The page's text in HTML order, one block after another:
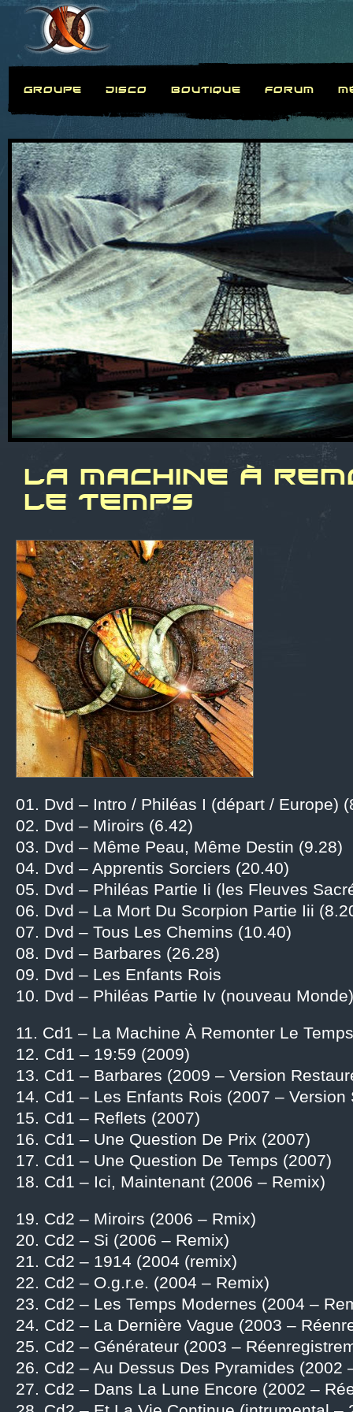
GROUPE DISCO BOUTIQUE FORUM
LA MACHINE À
LE TEMPS
01. Dvd – Intro / Philéas I (départ / Europe)
02. Dvd – Miroirs (6.42)
03. Dvd – Même Peau, Même Destin (9.28)
04. Dvd – Apprentis Sorciers (20.40)
05. Dvd – Philéas Partie Ii (les Fleuves
06. Dvd – La Mort Du Scorpion Partie Iii
07. Dvd – Tous Les Chemins (10.40)
08. Dvd – Barbares (26.28)
09. Dvd – Les Enfants Rois
10. Dvd – Philéas Partie Iv (nouveau Monde)
11. Cd1 – La Machine À Remonter Le
12. Cd1 – 19:59 (2009)
13. Cd1 – Barbares (2009 – Version
14. Cd1 – Les Enfants Rois (2007 – Version
15. Cd1 – Reflets (2007)
16. Cd1 – Une Question De Prix (2007)
17. Cd1 – Une Question De Temps (2007)
18. Cd1 – Ici, Maintenant (2006 – Remix)
19. Cd2 – Miroirs (2006 – Rmix)
20. Cd2 – Si (2006 – Remix)
21. Cd2 – 1914 (2004 (remix)
22. Cd2 – O.g.r.e. (2004 – Remix)
23. Cd2 – Les Temps Modernes (2004 –
24. Cd2 – La Dernière Vague (2003 –
25. Cd2 – Générateur (2003 –
26. Cd2 – Au Dessus Des Pyramides (2002
27. Cd2 – Dans La Lune Encore (2002 –